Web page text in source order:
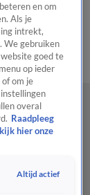
PanelVideo's
en om
Als je
intrekt,
We gebruiken
goed te
op ieder
om je
overal
Raadpleeg
hier onze
Altijd actief